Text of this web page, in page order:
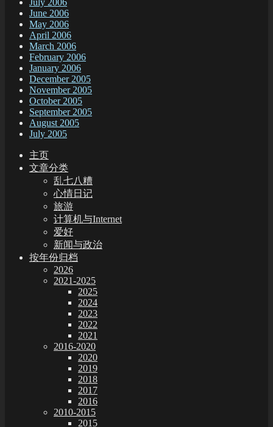
July 2006
June 2006
May 2006
April 2006
March 2006
February 2006
January 2006
December 2005
November 2005
October 2005
September 2005
August 2005
July 2005
主页
文章分类
乱七八糟
心情日记
旅游
计算机与Internet
爱好
新闻与政治
按年份归档
2026
2021-2025
2025
2024
2023
2022
2021
2016-2020
2020
2019
2018
2017
2016
2010-2015
2015